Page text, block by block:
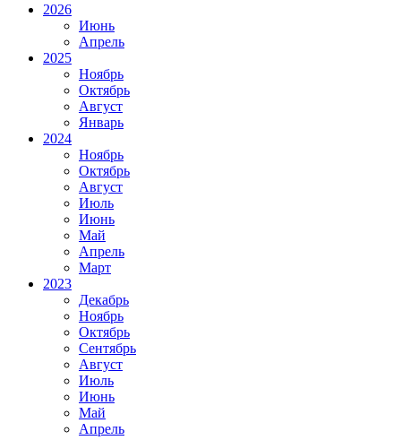
2026
Июнь
Апрель
2025
Ноябрь
Октябрь
Август
Январь
2024
Ноябрь
Октябрь
Август
Июль
Июнь
Май
Апрель
Март
2023
Декабрь
Ноябрь
Октябрь
Сентябрь
Август
Июль
Июнь
Май
Апрель